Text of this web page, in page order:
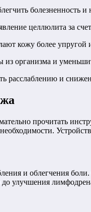
целлюлита за
кожу более упругой
организма и
расслаблению и
прочитать
и облегчения
улучшения